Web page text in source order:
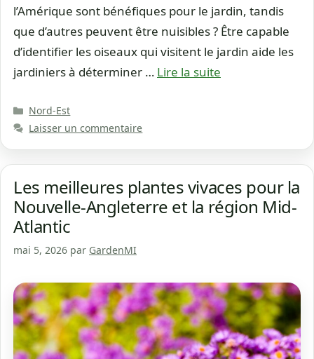
l’Amérique sont bénéfiques pour le jardin, tandis
que d’autres peuvent être nuisibles ? Être capable
d’identifier les oiseaux qui visitent le jardin aide les
jardiniers à déterminer … Lire la suite
Catégories
Nord-Est
Laisser un commentaire
Les meilleures plantes vivaces pour la
Nouvelle-Angleterre et la région Mid-
Atlantic
mai 5, 2026 par GardenMI